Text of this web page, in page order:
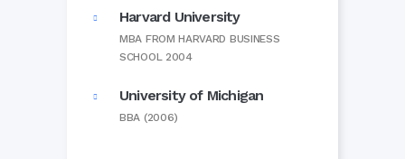
Harvard University
MBA FROM HARVARD BUSINESS
SCHOOL 2004
University of Michigan
BBA (2006)